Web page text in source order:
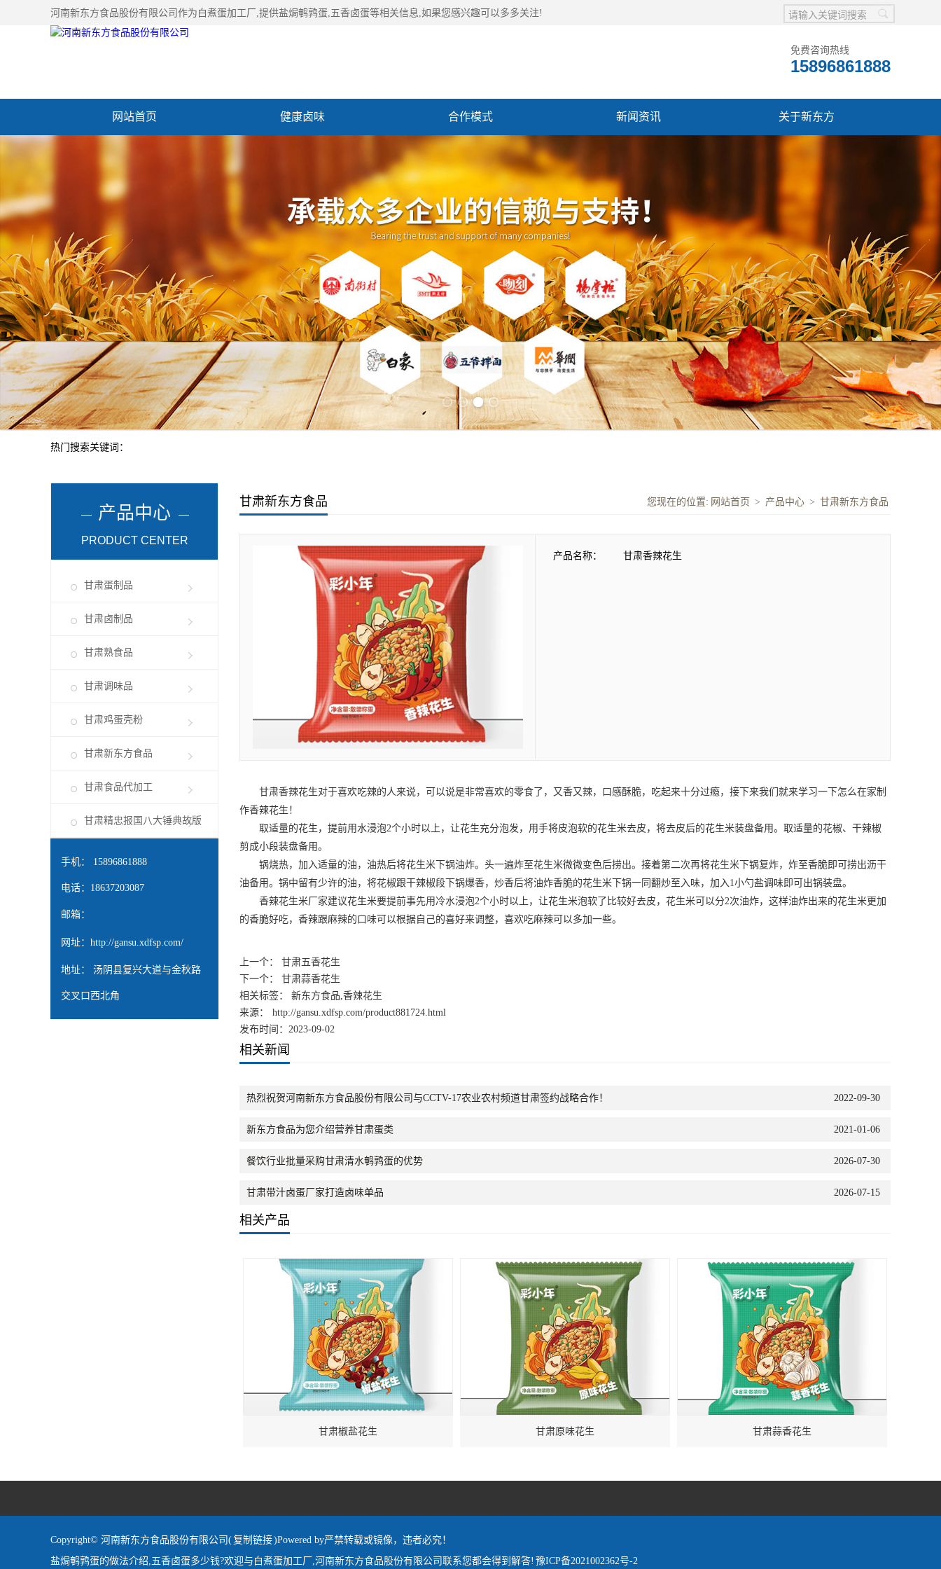
河南新东方食品股份有限公司作为 白煮蛋加工厂 ,提供盐焗鹌鹑蛋,五香卤蛋等相关信息,如果您感兴趣可以多多关注!
免费咨询热线
15896861888
网站首页 健康卤味 合作模式 新闻资讯 关于新东方
热门搜索关键词：
产品中心
PRODUCT CENTER
甘肃蛋制品
甘肃卤制品
甘肃熟食品
甘肃调味品
甘肃鸡蛋壳粉
甘肃新东方食品
甘肃食品代加工
甘肃精忠报国八大锤典故版
手机： 15896861888
电话：18637203087
邮箱：
网址： http://gansu.xdfsp.com/
地址： 汤阴县复兴大道与金秋路
交叉口西北角
甘肃新东方食品 您现在的位置: 网站首页 > 产品中心 > 甘肃新东方食品
产品名称： 甘肃香辣花生
甘肃香辣花生对于喜欢吃辣的人来说，可以说是非常喜欢的零食了，又香又辣，口感酥脆，吃起来十分过瘾，接下来我们就来学习一下怎么在家制
作香辣花生！
取适量的花生，提前用水浸泡2个小时以上，让花生充分泡发，用手将皮泡软的花生米去皮，将去皮后的花生米装盘备用。取适量的花椒、干辣椒
剪成小段装盘备用。
锅烧热，加入适量的油，油热后将花生米下锅油炸。头一遍炸至花生米微微变色后捞出。接着第二次再将花生米下锅复炸，炸至香脆即可捞出沥干
油备用。锅中留有少许的油，将花椒跟干辣椒段下锅爆香，炒香后将油炸香脆的花生米下锅一同翻炒至入味，加入1小勺盐调味即可出锅装盘。
香辣花生米厂家建议花生米要提前事先用冷水浸泡2个小时以上，让花生米泡软了比较好去皮，花生米可以分2次油炸，这样油炸出来的花生米更加
的香脆好吃，香辣跟麻辣的口味可以根据自己的喜好来调整，喜欢吃麻辣可以多加一些。
上一个：
甘肃五香花生
下一个：
甘肃蒜香花生
相关标签： 新东方食品,香辣花生
来源：
http://gansu.xdfsp.com/product881724.html
发布时间：2023-09-02
相关新闻
2022-09-30
热烈祝贺河南新东方食品股份有限公司与CCTV-17农业农村频道甘肃签约战略合作！
2021-01-06
新东方食品为您介绍营养甘肃蛋类
2026-07-30
餐饮行业批量采购甘肃清水鹌鹑蛋的优势
2026-07-15
甘肃带汁卤蛋厂家打造卤味单品
相关产品
甘肃椒盐花生 甘肃原味花生 甘肃蒜香花生
Copyright© 河南新东方食品股份有限公司(复制链接)Powered by严禁转载或镜像，违者必究！
盐焗鹌鹑蛋的做法介绍,五香卤蛋多少钱?欢迎与白煮蛋加工厂,河南新东方食品股份有限公司联系您都会得到解答! 豫ICP备2021002362号-2